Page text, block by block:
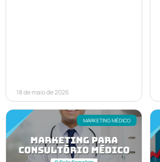
18 de maio de 2026
MARKETING MÉDICO